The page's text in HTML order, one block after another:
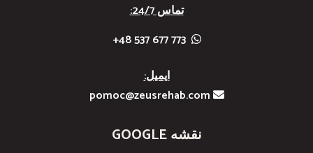
تماس 24/7:
773 677 537 48+
ایمیل:
نقشه GOOGLE